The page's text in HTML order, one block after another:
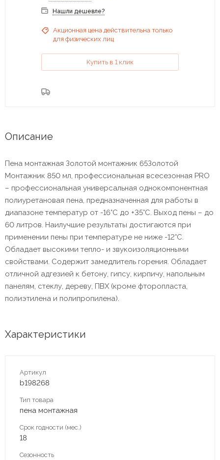
Нашли дешевле?
Акционная цена действительна только
для физических лиц
Купить в 1 клик
Описание
Пена монтажная Золотой монтажник 65Золотой
Монтажник 850 мл, профессиональная всесезонная PRO
– профессиональная универсальная однокомпонентная
полиуретановая пена, предназначенная для работы в
диапазоне температур от -16°С до +35°С. Выход пены – до
60 литров. Наилучшие результаты достигаются при
применении пены при температуре не ниже -12°С.
Обладает высокими тепло- и звукоизоляционными
свойствами. Содержит замедлитель горения. Обладает
отличной адгезией к бетону, гипсу, кирпичу, напольным
панелям, стеклу, дереву, ПВХ (кроме фторопласта,
полиэтилена и полипропилена).
Характеристики
Артикул
b198268
Тип товара
пена монтажная
Срок годности (мес.)
18
Сезонность